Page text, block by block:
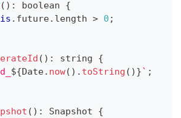
( ) : boolean
{
. future. length > 0 ;
( ) : string
{
${Date. now( ) . toString ( ) } ` ;
( ) : Snapshot {